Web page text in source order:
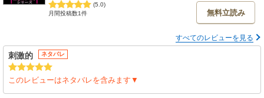
(5.0)
月間投稿数1件
無料立読み
すべてのレビューを見る
刺激的 ネタバレ
このレビューはネタバレを含みます▼